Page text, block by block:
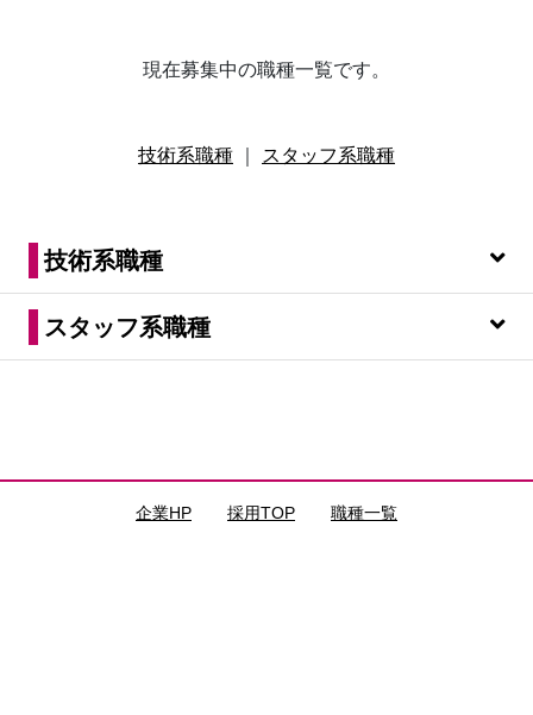
現在募集中の職種一覧です。
技術系職種 スタッフ系職種
技術系職種
スタッフ系職種
企業HP 採用TOP 職種一覧